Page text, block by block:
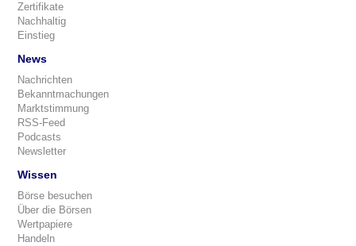
Zertifikate
Nachhaltig
Einstieg
News
Nachrichten
Bekanntmachungen
Marktstimmung
RSS-Feed
Podcasts
Newsletter
Wissen
Börse besuchen
Über die Börsen
Wertpapiere
Handeln